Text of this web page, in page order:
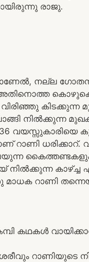
രാജു.
നല്ല
കിടക്കുന്ന
നിൽക്കുന്ന
വയസ്സുകാരിയെ
റാണി ധരിക്കാറ്.
കൈത്തണ്ടകളും
നിൽക്കുന്ന
മാധക റാണി
കഥകൾ
റാണിയുടെ